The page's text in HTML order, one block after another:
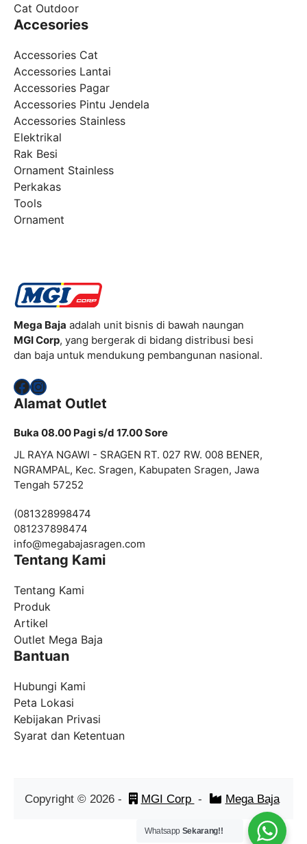
Cat Outdoor
Accesories
Accessories Cat
Accessories Lantai
Accessories Pagar
Accessories Pintu Jendela
Accessories Stainless
Elektrikal
Rak Besi
Ornament Stainless
Perkakas
Tools
Ornament
Mega Baja adalah unit bisnis di bawah naungan
MGI Corp, yang bergerak di bidang distribusi besi
dan baja untuk mendukung pembangunan nasional.
Facebook
Instagram
Alamat Outlet
Buka 08.00 Pagi s/d 17.00 Sore
JL RAYA NGAWI - SRAGEN RT. 027 RW. 008 BENER,
NGRAMPAL, Kec. Sragen, Kabupaten Sragen, Jawa
Tengah 57252
(081328998474
081237898474
info@megabajasragen.com
Tentang Kami
Tentang Kami
Produk
Artikel
Outlet Mega Baja
Bantuan
Hubungi Kami
Peta Lokasi
Kebijakan Privasi
Syarat dan Ketentuan
Copyright © 2026- MGI Corp - Mega Baja
Whatsapp Sekarang!!